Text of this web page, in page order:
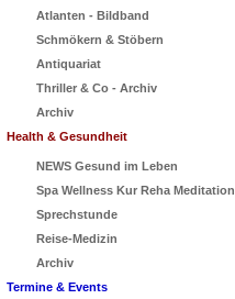
Atlanten - Bildband
Schmökern & Stöbern
Antiquariat
Thriller & Co - Archiv
Archiv
Health & Gesundheit
NEWS Gesund im Leben
Spa Wellness Kur Reha Meditation
Sprechstunde
Reise-Medizin
Archiv
Termine & Events